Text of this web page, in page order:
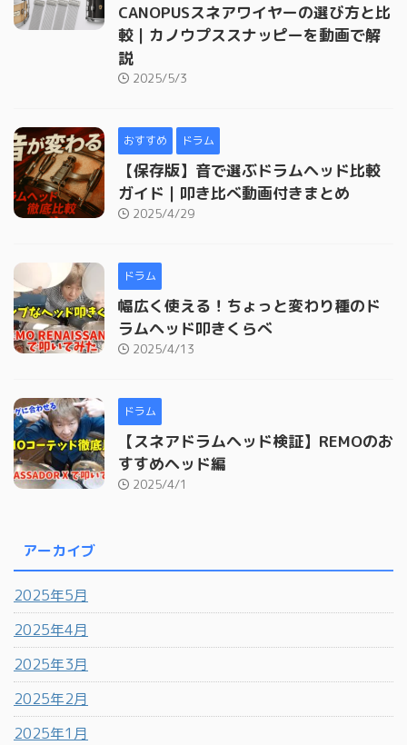
CANOPUSスネアワイヤーの選び方と比
較｜カノウプススナッピーを動画で解
説
2025/5/3
おすすめ ドラム
【保存版】音で選ぶドラムヘッド比較
ガイド｜叩き比べ動画付きまとめ
2025/4/29
ドラム
幅広く使える！ちょっと変わり種のド
ラムヘッド叩きくらべ
2025/4/13
ドラム
【スネアドラムヘッド検証】REMOのお
すすめヘッド編
2025/4/1
アーカイブ
2025年5月
2025年4月
2025年3月
2025年2月
2025年1月